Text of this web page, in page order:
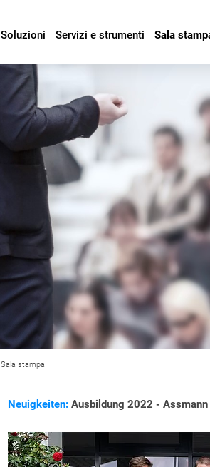
Soluzioni Servizi e strumenti Sala
Sala stampa
Neuigkeiten: Ausbildung 2022 -